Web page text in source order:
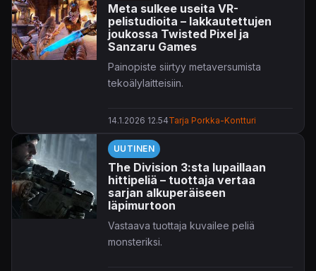
Meta sulkee useita VR-
pelistudioita – lakkautettujen
joukossa Twisted Pixel ja
Sanzaru Games
Painopiste siirtyy metaversumista
tekoälylaitteisiin.
14.1.2026 12.54Tarja Porkka-Kontturi
UUTINEN
The Division 3:sta lupaillaan
hittipeliä – tuottaja vertaa
sarjan alkuperäiseen
läpimurtoon
Vastaava tuottaja kuvailee peliä
monsteriksi.